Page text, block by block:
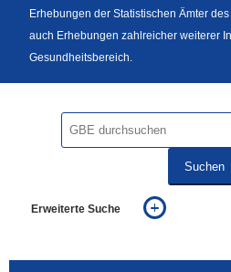
Erhebungen der Statistischen Ämter
auch Erhebungen zahlreicher weiterer
Gesundheitsbereich.
Suchen
Erweiterte Suche